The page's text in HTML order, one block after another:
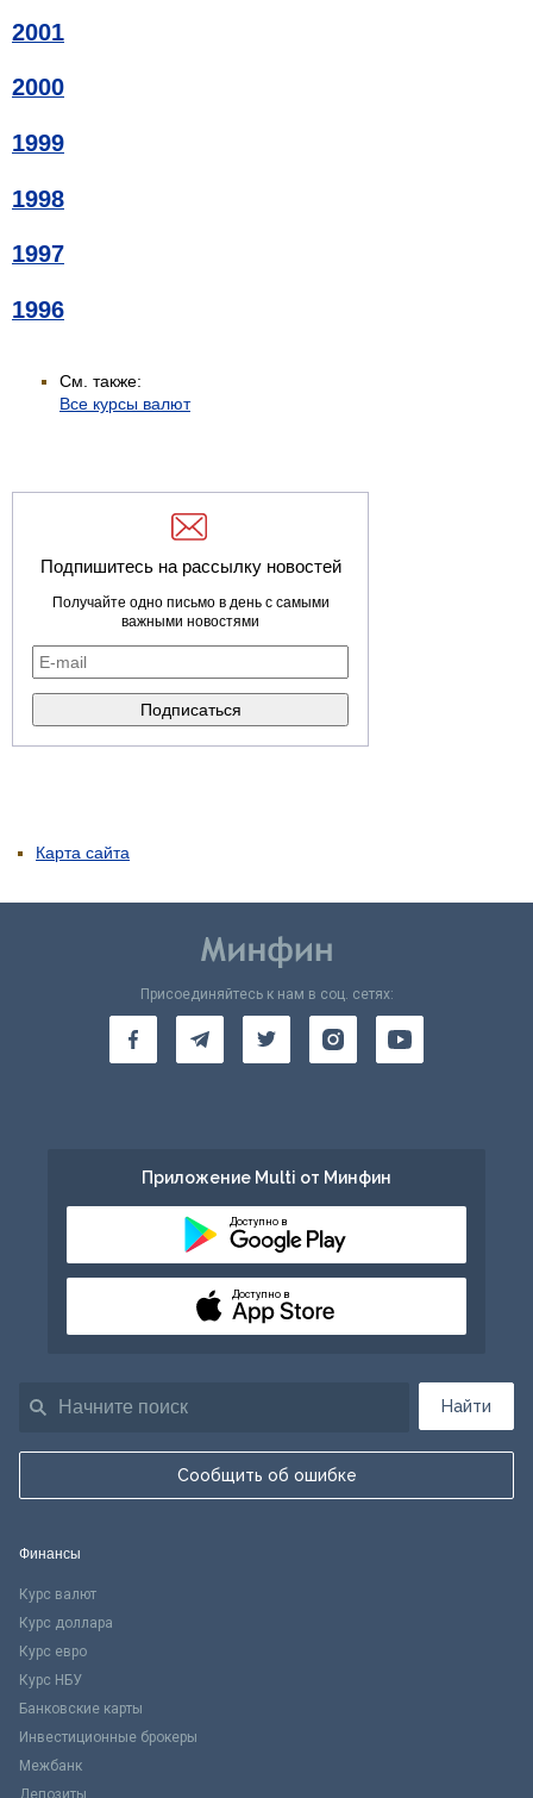
2001
2000
1999
1998
1997
1996
См. также:
Все курсы валют
Подпишитесь на рассылку новостей
Получайте одно письмо в день с самыми
важными новостями
Карта сайта
Найти
Сообщить об ошибке
Присоединяйтесь к нам в соц. сетях:
Приложение Multi от Минфин
Доступно в
Доступно в
Финансы
Курс валют
Курс доллара
Курс евро
Курс НБУ
Банковские карты
Инвестиционные брокеры
Межбанк
Депозиты